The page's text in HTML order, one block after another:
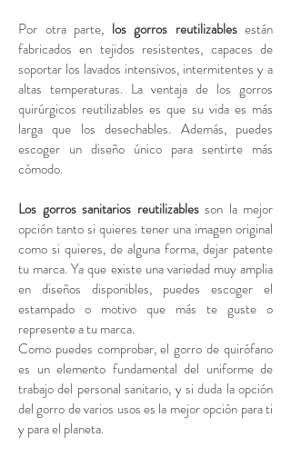
Por otra parte, los gorros reutilizablesestán
fabricados en tejidos resistentes, capaces de
soportar los lavados intensivos, intermitentes y a
altas temperaturas. La ventaja de los gorros
quirúrgicos reutilizables es que su vida es más
larga que los desechables. Además, puedes
escoger un diseño único para sentirte más
cómodo.
Los gorros sanitarios reutilizablesson la mejor
opción tanto si quieres tener una imagen original
como si quieres, de alguna forma, dejar patente
tu marca. Ya que existe una variedad muy amplia
en diseños disponibles, puedes escoger el
estampado o motivo que más te guste o
represente a tu marca.
Como puedes comprobar, el gorro de quirófano
es un elemento fundamental del uniforme de
trabajo del personal sanitario, y si duda la opción
del gorro de varios usos es la mejor opción para ti
y para el planeta.